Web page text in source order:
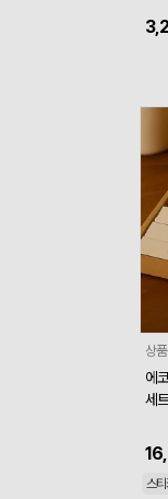
상
에
세트
스